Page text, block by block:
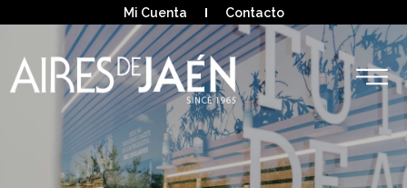
Mi Cuenta Contacto